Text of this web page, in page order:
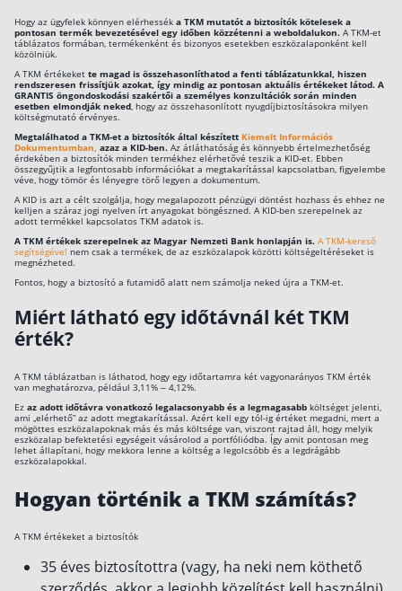
Hogy az ügyfelek könnyen elérhessék a TKM mutatót a biztosítók kötelesek a
pontosan termék bevezetésével egy időben közzétenni a weboldalukon. A TKM-et
táblázatos formában, termékenként és bizonyos esetekben eszközalaponként kell
közölniük.
A TKM értékeket te magad is összehasonlíthatod a fenti táblázatunkkal, hiszen
rendszeresen frissítjük azokat, így mindig az pontosan aktuális értékeket látod. A
GRANTIS öngondoskodási szakértői a személyes konzultációk során minden
esetben elmondják neked, hogy az összehasonlított nyugdíjbiztosításokra milyen
költségmutató érvényes.
Megtalálhatod a TKM-et a biztosítók által készített Kiemelt Információs
Dokumentumban, azaz a KID-ben. Az átláthatóság és könnyebb értelmezhetőség
érdekében a biztosítók minden termékhez elérhetővé teszik a KID-et. Ebben
összegyűjtik a legfontosabb információkat a megtakarítással kapcsolatban, figyelembe
véve, hogy tömör és lényegre törő legyen a dokumentum.
A KID is azt a célt szolgálja, hogy megalapozott pénzügyi döntést hozhass és ehhez ne
kelljen a száraz jogi nyelven írt anyagokat böngészned. A KID-ben szerepelnek az
adott termékkel kapcsolatos TKM adatok is.
A TKM értékek szerepelnek az Magyar Nemzeti Bank honlapján is. A TKM-kereső
segítségével nem csak a termékek, de az eszközalapok közötti költségeltéréseket is
megnézheted.
Fontos, hogy a biztosító a futamidő alatt nem számolja neked újra a TKM-et.
Miért látható egy időtávnál két TKM
érték?
A TKM táblázatban is láthatod, hogy egy időtartamra két vagyonarányos TKM érték
van meghatározva, például 3,11% – 4,12%.
Ez az adott időtávra vonatkozó legalacsonyabb és a legmagasabb költséget jelenti,
ami „elérhető” az adott megtakarítással. Azért kell egy tól-ig értéket megadni, mert a
mögöttes eszközalapoknak más és más költsége van, viszont rajtad áll, hogy melyik
eszközalap befektetési egységeit vásárolod a portfóliódba. Így amit pontosan meg
lehet állapítani, hogy mekkora lenne a költség a legolcsóbb és a legdrágább
eszközalapokkal.
Hogyan történik a TKM számítás?
A TKM értékeket a biztosítók
35 éves biztosítottra (vagy, ha neki nem köthető